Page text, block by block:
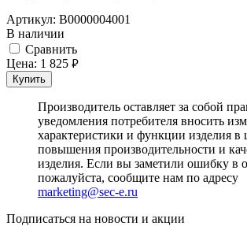
Артикул: В0000004001
В наличии
Cравнить
Цена: 1 825 руб.
Купить
Производитель оставляет за собой
уведомления потребителя вносить
характеристики и функции изделия в
повышения производительности и
изделия. Если вы заметили ошибку в
пожалуйста, сообщите нам по адресу
marketing@sec-e.ru
Подписаться на новости и акции